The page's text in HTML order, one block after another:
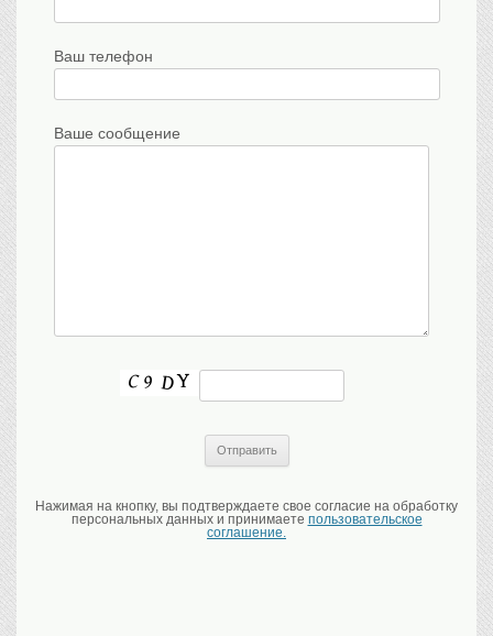
Ваш телефон
Ваше сообщение
Нажимая на кнопку, вы подтверждаете свое согласие на обработку
персональных данных и принимаете пользовательское
соглашение.